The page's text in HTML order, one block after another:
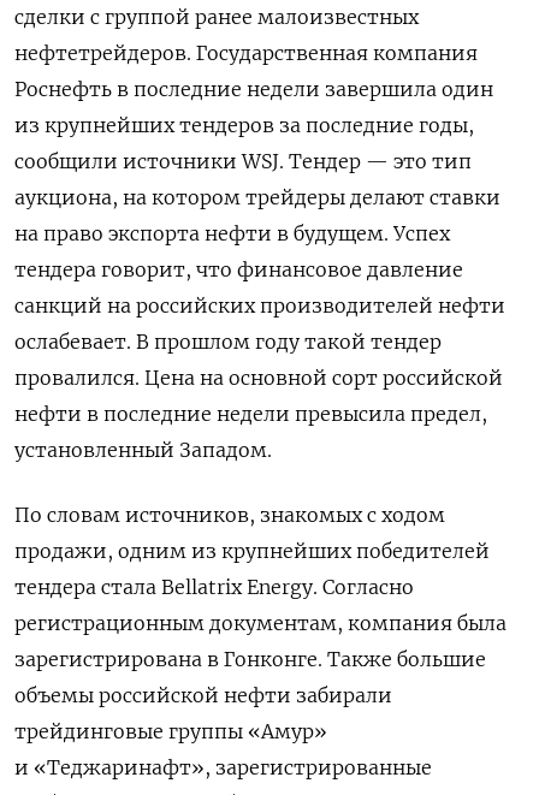
сделки с группой ранее малоизвестных
нефтетрейдеров. Государственная компания
Роснефть в последние недели завершила один
из крупнейших тендеров за последние годы,
сообщили источники WSJ. Тендер — это тип
аукциона, на котором трейдеры делают ставки
на право экспорта нефти в будущем. Успех
тендера говорит, что финансовое давление
санкций на российских производителей нефти
ослабевает. В прошлом году такой тендер
провалился. Цена на основной сорт российской
нефти в последние недели превысила предел,
установленный Западом.
По словам источников, знакомых с ходом
продажи, одним из крупнейших победителей
тендера стала Bellatrix Energy. Согласно
регистрационным документам, компания была
зарегистрирована в Гонконге. Также большие
объемы российской нефти забирали
трейдинговые группы «Амур»
и «Теджаринафт», зарегистрированные